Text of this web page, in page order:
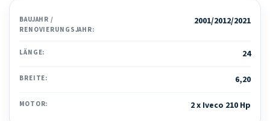
BAUJAHR /
RENOVIERUNGSJAHR:
2001/2012/2021
LÄNGE: 24
BREITE: 6,20
MOTOR: 2 x Iveco 210 Hp